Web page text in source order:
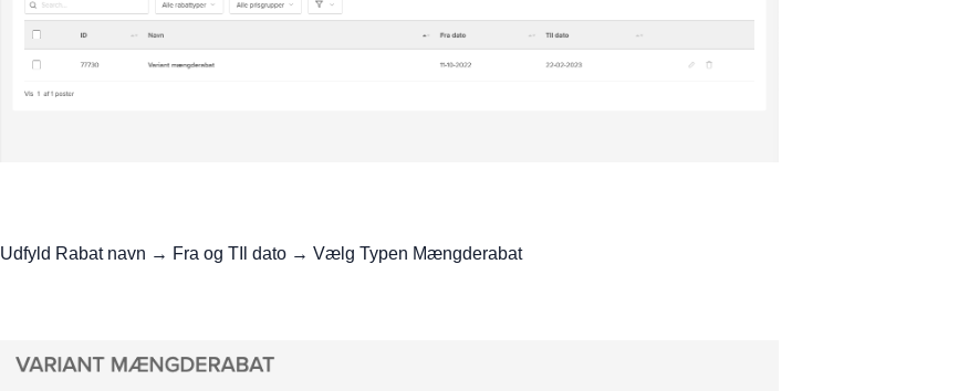
Udfyld Rabat navn → Fra og TIl dato → Vælg Typen Mængderabat